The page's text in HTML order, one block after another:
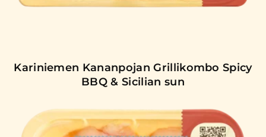
Kariniemen Kananpojan Grillikombo Spicy
BBQ & Sicilian sun